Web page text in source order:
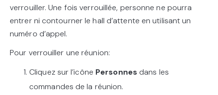
verrouiller. Une fois verrouillée, personne ne pourra
entrer ni contourner le hall d’attente en utilisant un
numéro d’appel.
Pour verrouiller une réunion:
Cliquez sur l’icône Personnes dans les
commandes de la réunion.